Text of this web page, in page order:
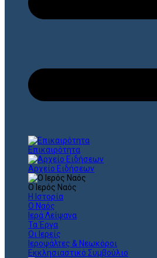
Επικαιρότητα
Αρχείο Ειδήσεων
Ο Ιερός Ναός
Η Ιστορία
Ο Ναός
Ιερά Λείψανα
Τα Έργα
Οι Ιερείς
Ιεροψάλτες & Νεωκόροι
Εκκλησιαστικό Συμβούλιο